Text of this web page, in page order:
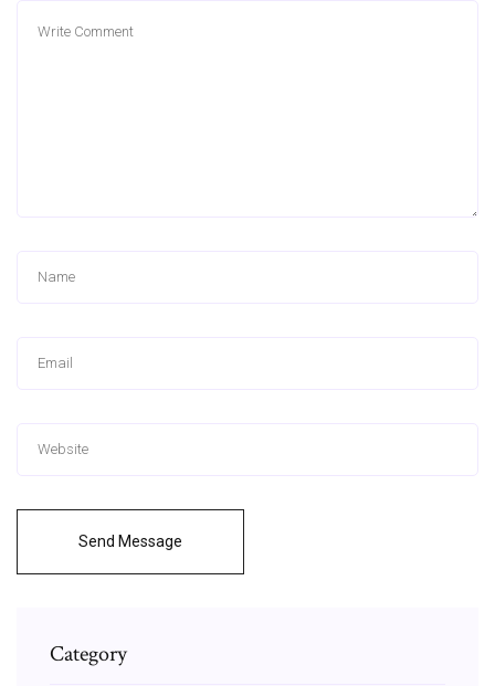
Send Message
Category